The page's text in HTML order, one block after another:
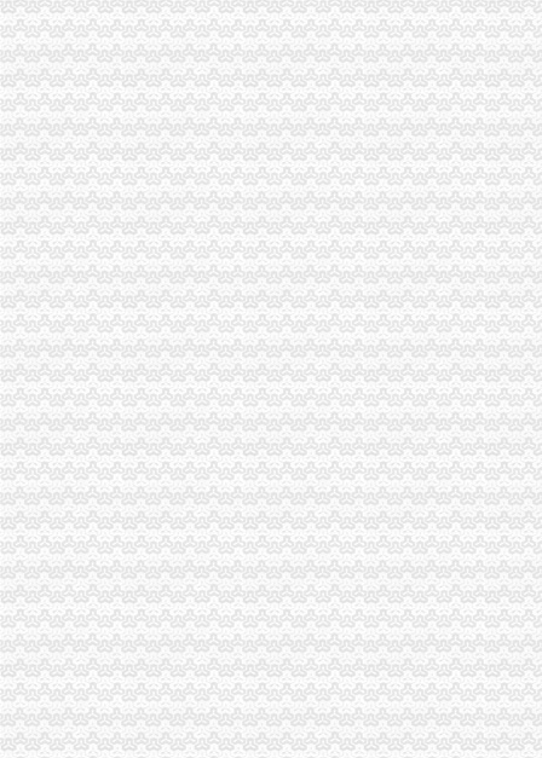
我想注销营业执照,可以在网上操作吗？需要怎么操作呢？_问答-【中
企业人歇业、撤销或被吊销营业执照后的诉讼主体资格
上海商报电话办理营业执照丢失登报/公司注销登报上海
附件：重庆市保险注销登记表-三茅资料-三茅人力资源网
科技一般纳税人营业执照、代办股权变更、注销迁移转让-天津58同城
登报,挂失,营业执照登报,公司注销,税务登记证挂失,挂
重庆江津：工商登记注册进入“互联网+”时代_未来网
一步发网|重庆企业转让|重庆执照转让|重庆公司注册代理
营业执照注销公告西安晚报怎么办,报,160-389_西安市长安区王氏
重庆：16家外资企业出资未到位被吊销执照
今后个体户注销可走简易程序现场核实当日办结销户-新华时政-新华网
重庆市环境保护局关于申请注销重庆市高新区二郎科技新城A2-1-2号地
登报,挂失,营业执照登报,公司注销,税务登记证挂失,挂
租赁合同终止后房屋承租人未迁出（注销）工商执照引发纠纷的司处
22_重庆公司注册代理,重庆工商注册代办公司,重庆工商年检服务,
代办餐饮营业执照_批发价格_厂家_图片_勤加缘网
重庆代办营业执照,代办公司注册流程及费用,青蜂企服！
关于印发《重庆市对外劳务合作经营资格管理办》的通知
重庆市大足区-走进大足
合川县云门铁工厂与合川区工商管理局注销工商登记一审裁定书